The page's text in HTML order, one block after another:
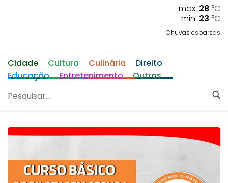
max. 28 °C
min. 23 °C
Chuvas esparsas
Cidade Cultura Culinária
Direito
Educação
Entretenimento Outras